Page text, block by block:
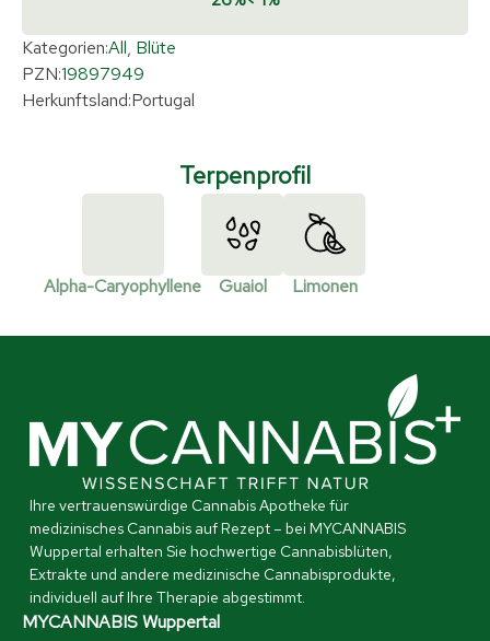
Kategorien:All, Blüte
PZN:19897949
Herkunftsland:Portugal
Terpenprofil
Alpha-Caryophyllene Guaiol Limonen
Ihre vertrauenswürdige Cannabis Apotheke für
medizinisches Cannabis auf Rezept – bei MYCANNABIS
Wuppertal erhalten Sie hochwertige Cannabisblüten,
Extrakte und andere medizinische Cannabisprodukte,
individuell auf Ihre Therapie abgestimmt.
MYCANNABIS Wuppertal